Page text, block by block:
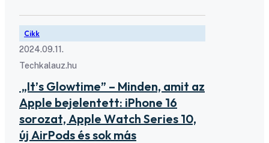
Cikk
2024.09.11.
Techkalauz.hu
„It’s Glowtime” – Minden, amit az
Apple bejelentett: iPhone 16
sorozat, Apple Watch Series 10,
új AirPods és sok más